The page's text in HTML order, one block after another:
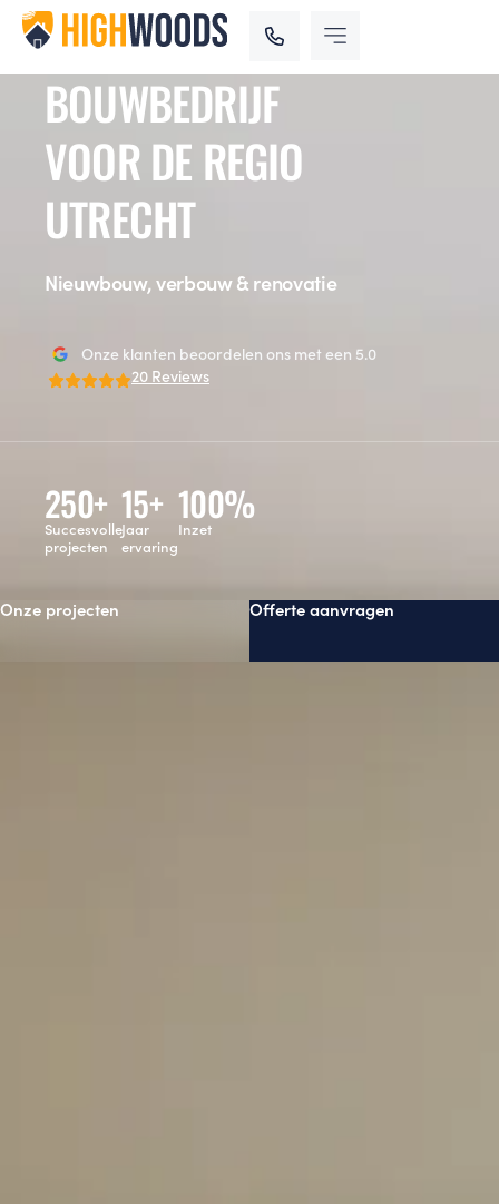
BOUWBEDRIJF
VOOR DE REGIO
UTRECHT
Nieuwbouw, verbouw & renovatie
Onze klanten beoordelen ons met een 5.0
20 Reviews
Succesvolle
projecten
250+
Jaar
ervaring
15+
Inzet
100%
Onze projecten Offerte aanvragen